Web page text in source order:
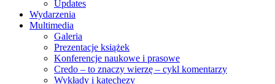
Updates
Wydarzenia
Multimedia
Galeria
Prezentacje książek
Konferencje naukowe i prasowe
Credo – to znaczy wierzę – cykl komentarzy
Wykłady i katechezy